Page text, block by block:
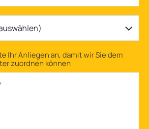
Ihr Anliegen an, damit wir Sie dem
zuordnen können